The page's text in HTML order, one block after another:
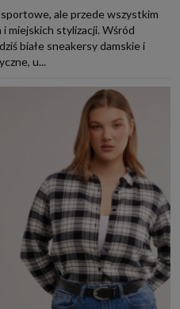
ale przede wszystkim
miejskich stylizacji. Wśród
białe sneakersy damskie i
u...